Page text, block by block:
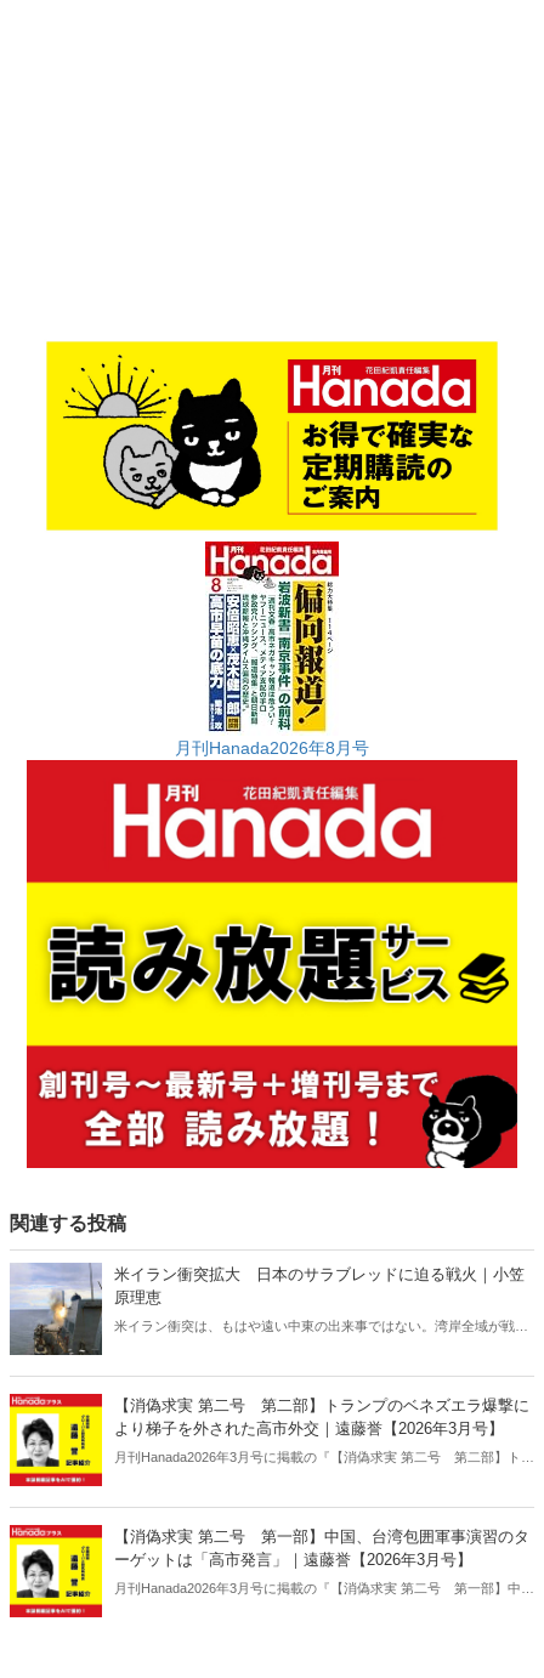
月刊Hanada2026年8月号
関連する投稿
米イラン衝突拡大 日本のサラブレッドに迫る戦火｜小笠
原理恵
米イラン衝突は、もはや遠い中東の出来事ではない。湾岸全域が戦域
題がある。邦人保護は万全なのか。そして、国際舞台に立つ日本のサ
ラブレッドの安全は守られるのか。戦火は思わぬところに影を落とし
ている――。
【消偽求実 第二号 第二部】トランプのベネズエラ爆撃に
より梯子を外された高市外交｜遠藤誉【2026年3月号】
月刊Hanada2026年3月号に掲載の『【消偽求実 第二号 第二部】トラ
【消偽求実 第二号 第一部】中国、台湾包囲軍事演習のタ
ーゲットは「高市発言」｜遠藤誉【2026年3月号】
月刊Hanada2026年3月号に掲載の『【消偽求実 第二号 第一部】中